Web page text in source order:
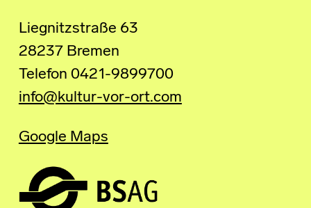
Liegnitzstraße 63
28237 Bremen
Telefon 0421-9899700
info@kultur-vor-ort.com
Google Maps